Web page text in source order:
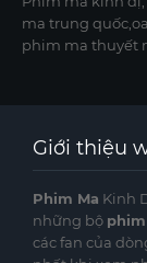
ma trung
phim ma thuyết
Giới thiệu
Phim Ma Kinh
những bộ
các fan của